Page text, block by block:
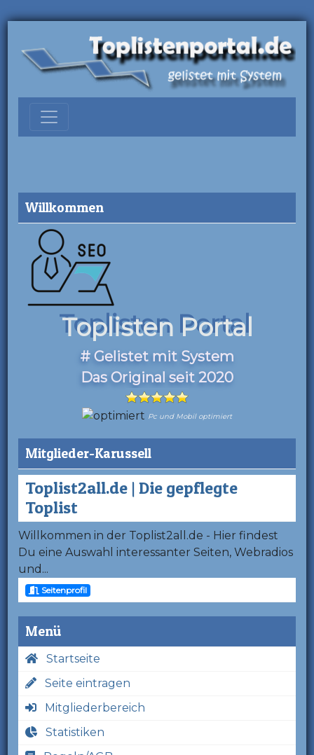
Willkommen
Toplisten Portal
# Gelistet mit System
Das Original seit 2020
Pc und Mobil optimiert
Mitglieder-Karussell
Toplist2all.de | Die gepflegte
Toplist
Willkommen in der Toplist2all.de - Hier findest
Du eine Auswahl interessanter Seiten, Webradios
und...
Seitenprofil
Menü
Startseite
Seite eintragen
Mitgliederbereich
Statistiken